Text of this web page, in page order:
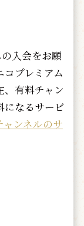
入会をお願
プレミアム
有料チャン
になるサービ
ャンネルのサ